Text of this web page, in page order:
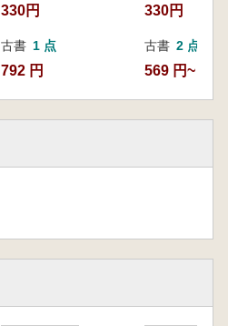
330円
古書 1 点
792 円
330円
古書 2 点
569 円~